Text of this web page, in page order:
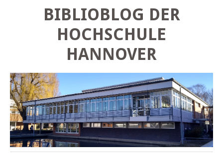
BIBLIOBLOG DER
HOCHSCHULE
HANNOVER